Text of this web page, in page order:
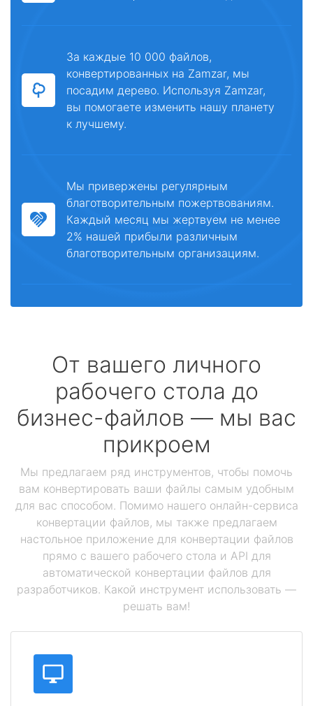
За каждые 10 000 файлов,
конвертированных на Zamzar, мы
посадим дерево. Используя Zamzar,
вы помогаете изменить нашу планету
к лучшему.
Мы привержены регулярным
благотворительным пожертвованиям.
Каждый месяц мы жертвуем не менее
2% нашей прибыли различным
благотворительным организациям.
От вашего личного
рабочего стола до
бизнес-файлов — мы вас
прикроем
Мы предлагаем ряд инструментов, чтобы помочь
вам конвертировать ваши файлы самым удобным
для вас способом. Помимо нашего онлайн-сервиса
конвертации файлов, мы также предлагаем
настольное приложение для конвертации файлов
прямо с вашего рабочего стола и API для
автоматической конвертации файлов для
разработчиков. Какой инструмент использовать —
решать вам!